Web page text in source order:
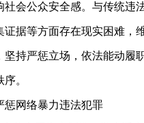
会公众安全感。与传统违
证据等方面存在现实困难
持严惩立场，依法能动履
。
惩网络暴力违法犯罪